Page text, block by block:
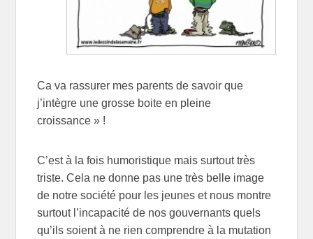
Ca va rassurer mes parents de savoir que
j’intègre une grosse boite en pleine
croissance » !
C’est à la fois humoristique mais surtout très
triste. Cela ne donne pas une très belle image
de notre société pour les jeunes et nous montre
surtout l’incapacité de nos gouvernants quels
qu’ils soient à ne rien comprendre à la mutation